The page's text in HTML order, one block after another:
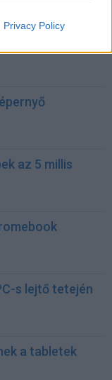
Privacy Policy
az 5 millis
s lejtő tetején
a tabletek